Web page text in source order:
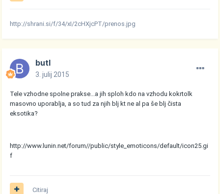
http://shrani.si/f/34/xI/2cHXjcPT/prenos.jpg
butl
3. julij 2015
Tele vzhodne spolne prakse...a jih sploh kdo na vzhodu kokrtolk
masovno uporablja, a so tud za njih blj kt ne al pa še blj čista
eksotika?
http://www.lunin.net/forum//public/style_emoticons/default/icon25.gi
f
Citiraj